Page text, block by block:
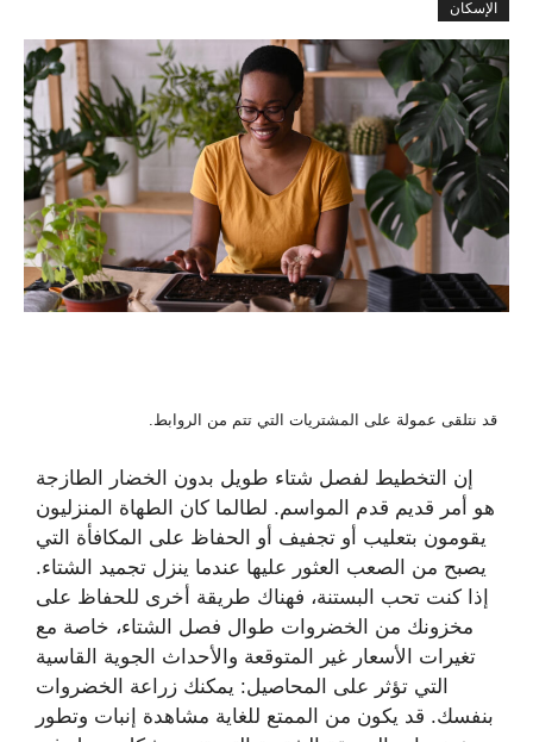
الإسكان
قد نتلقى عمولة على المشتريات التي تتم من الروابط.
إن التخطيط لفصل شتاء طويل بدون الخضار الطازجة
هو أمر قديم قدم المواسم. لطالما كان الطهاة المنزليون
يقومون بتعليب أو تجفيف أو الحفاظ على المكافأة التي
يصبح من الصعب العثور عليها عندما ينزل تجميد الشتاء.
إذا كنت تحب البستنة، فهناك طريقة أخرى للحفاظ على
مخزونك من الخضروات طوال فصل الشتاء، خاصة مع
تغيرات الأسعار غير المتوقعة والأحداث الجوية القاسية
التي تؤثر على المحاصيل: يمكنك زراعة الخضروات
بنفسك. قد يكون من الممتع للغاية مشاهدة إنبات وتطور